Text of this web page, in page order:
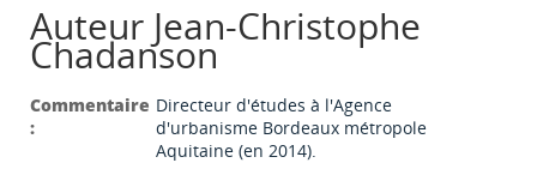
Auteur Jean-Christophe
Chadanson
Commentaire
:
Directeur d'études à l'Agence
d'urbanisme Bordeaux métropole
Aquitaine (en 2014).